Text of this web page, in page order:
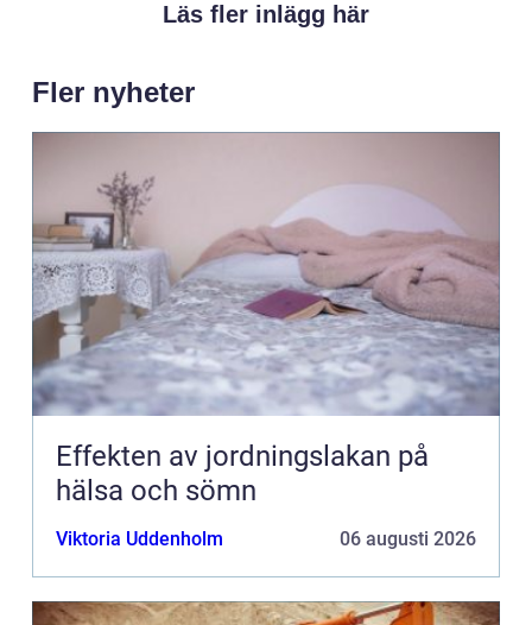
Läs fler inlägg här
Fler nyheter
Effekten av jordningslakan på
hälsa och sömn
Viktoria Uddenholm 06 augusti 2026